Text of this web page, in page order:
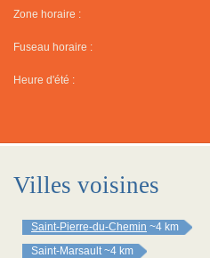
Zone horaire :
Fuseau horaire :
Heure d'été :
Villes voisines
Saint-Pierre-du-Chemin ~4 km
Saint-Marsault ~4 km